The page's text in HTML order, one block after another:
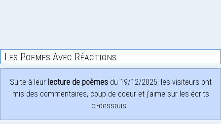
Les Poemes Avec Réactions
Suite à leur lecture de poèmesdu 19/12/2025, les visiteurs ont
mis des commentaires, coup de coeur et j'aime sur les écrits
ci-dessous :